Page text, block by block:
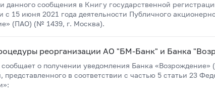
данного сообщения в Книгу государственной
с 15 июня 2021 года деятельности Публичного
(ПАО) (№ 1439, г. Москва).
реорганизации АО "БМ-Банк" и Банка
о получении уведомления Банка
представленного в соответствии с частью 5 статьи 23